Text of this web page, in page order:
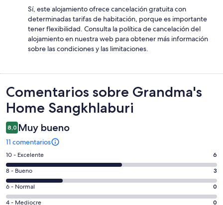
Sí, este alojamiento ofrece cancelación gratuita con
determinadas tarifas de habitación, porque es importante
tener flexibilidad. Consulta la política de cancelación del
alojamiento en nuestra web para obtener más información
sobre las condiciones y las limitaciones.
Comentarios
Comentarios sobre Grandma's
Home Sangkhlaburi
8,0 Muy bueno
11 comentarios
6
comentarios
de
un
total
10 - Excelente 6
3
comentarios
de
un
8 - Bueno 3
0
comentarios
6 - Normal 0
4 - Mediocre 0